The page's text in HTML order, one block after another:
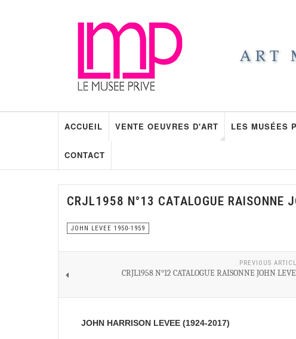
ACCUEIL VENTE OEUVRES D'ART LES MUSÉES
CONTACT
CRJL1958 N°13 CATALOGUE RAISONNE
JOHN LEVEE 1950-1959
PREVIOUS
CRJL1958 N°12 CATALOGUE RAISONNE JOHN
JOHN HARRISON LEVEE (1924-2017)